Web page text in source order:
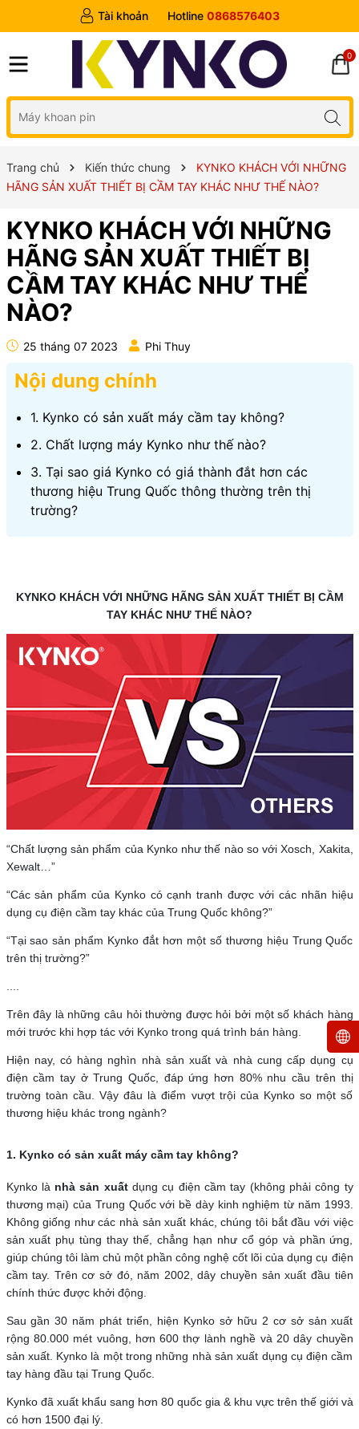
Tài khoản Hotline 0868576403
0
Trang chủ Kiến thức chung
KYNKO KHÁCH VỚI NHỮNG
HÃNG SẢN XUẤT THIẾT BỊ CẦM TAY KHÁC NHƯ THẾ NÀO?
KYNKO KHÁCH VỚI NHỮNG
HÃNG SẢN XUẤT THIẾT BỊ
CẦM TAY KHÁC NHƯ THẾ
NÀO?
25 tháng 07 2023 Phi Thuy
Nội dung chính
1. Kynko có sản xuất máy cầm tay không?
2. Chất lượng máy Kynko như thế nào?
3. Tại sao giá Kynko có giá thành đắt hơn các
thương hiệu Trung Quốc thông thường trên thị
trường?
KYNKO KHÁCH VỚI NHỮNG HÃNG SẢN XUẤT THIẾT BỊ CẦM
TAY KHÁC NHƯ THẾ NÀO?
“Chất lượng sản phẩm của Kynko như thế nào so với Xosch, Xakita,
Xewalt…”
“Các sản phẩm của Kynko có cạnh tranh được với các nhãn hiệu
dụng cụ điện cầm tay khác của Trung Quốc không?”
“Tại sao sản phẩm Kynko đắt hơn một số thương hiệu Trung Quốc
trên thị trường?”
Trên đây là những câu hỏi thường được hỏi bởi một số khách hàng
mới trước khi hợp tác với Kynko trong quá trình bán hàng.
Hiện nay, có hàng nghìn nhà sản xuất và nhà cung cấp dụng cụ
điện cầm tay ở Trung Quốc, đáp ứng hơn 80% nhu cầu trên thị
trường toàn cầu. Vậy đâu là điểm vượt trội của Kynko so một số
thương hiệu khác trong ngành?
1. Kynko có sản xuất máy cầm tay không?
Kynko là nhà sản xuấtdụng cụ điện cầm tay (không phải công ty
thương mại) của Trung Quốc với bề dày kinh nghiệm từ năm 1993.
Không giống như các nhà sản xuất khác, chúng tôi bắt đầu với việc
sản xuất phụ tùng thay thế, chẳng hạn như cổ góp và phần ứng,
giúp chúng tôi làm chủ một phần công nghệ cốt lõi của dụng cụ điện
cầm tay. Trên cơ sở đó, năm 2002, dây chuyền sản xuất đầu tiên
chính thức được khởi động.
Sau gần 30 năm phát triển, hiện Kynko sở hữu 2 cơ sở sản xuất
rộng 80.000 mét vuông, hơn 600 thợ lành nghề và 20 dây chuyền
sản xuất. Kynko là một trong những nhà sản xuất dụng cụ điện cầm
tay hàng đầu tại Trung Quốc.
Kynko đã xuất khẩu sang hơn 80 quốc gia & khu vực trên thế giới và
có hơn 1500 đại lý.